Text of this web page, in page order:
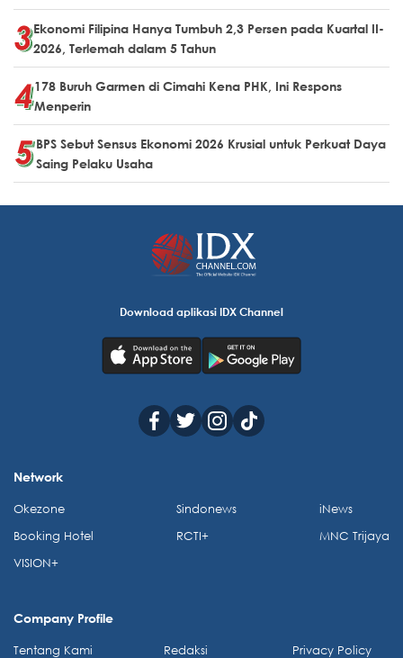
Ekonomi Filipina Hanya Tumbuh 2,3 Persen pada Kuartal II-
2026, Terlemah dalam 5 Tahun
178 Buruh Garmen di Cimahi Kena PHK, Ini Respons
Menperin
BPS Sebut Sensus Ekonomi 2026 Krusial untuk Perkuat Daya
Saing Pelaku Usaha
Download aplikasi IDX Channel
Network
Okezone
Booking Hotel
VISION+
Sindonews
RCTI+
iNews
MNC Trijaya
Company Profile
Tentang Kami Redaksi Privacy Policy